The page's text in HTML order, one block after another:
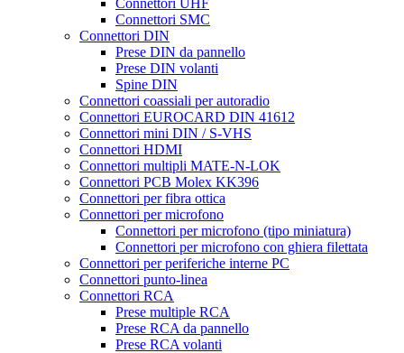
Connettori UHF
Connettori SMC
Connettori DIN
Prese DIN da pannello
Prese DIN volanti
Spine DIN
Connettori coassiali per autoradio
Connettori EUROCARD DIN 41612
Connettori mini DIN / S-VHS
Connettori HDMI
Connettori multipli MATE-N-LOK
Connettori PCB Molex KK396
Connettori per fibra ottica
Connettori per microfono
Connettori per microfono (tipo miniatura)
Connettori per microfono con ghiera filettata
Connettori per periferiche interne PC
Connettori punto-linea
Connettori RCA
Prese multiple RCA
Prese RCA da pannello
Prese RCA volanti